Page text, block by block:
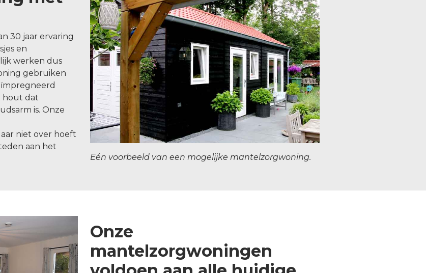
30 jaar ervaring
en
werken dus
gebruiken
hout dat
is. Onze
niet over hoeft
aan het
Eén voorbeeld van een mogelijke mantelzorgwoning.
Onze
mantelzorgwoningen